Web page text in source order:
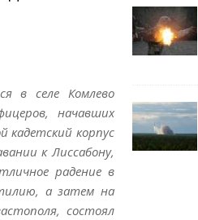
в селе Комлево
начавших
кадетский корпус
к Лиссабону,
радение в
а затем на
состоял